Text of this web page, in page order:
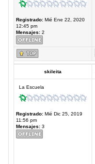
Registrado:Mié Ene 22, 2020
12:45 pm
Mensajes:2
skileita
La Escuela
Registrado:Mié Dic 25, 2019
11:56 pm
Mensajes:3